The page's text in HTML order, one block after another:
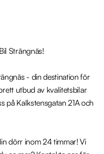
Strängnäs!
- din destination för
utbud av kvalitetsbilar
på Kalkstensgatan 21A och
dörr inom 24 timmar! Vi